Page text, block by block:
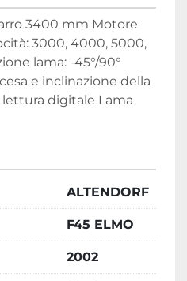
3400 mm Motore
3000, 4000, 5000,
lama: -45°/90°
e inclinazione della
digitale Lama
ALTENDORF
F45 ELMO
2002